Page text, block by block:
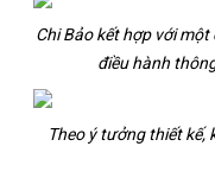
Chi Bảo kết hợp với
điều hành
Theo ý tưởng thiết kế,